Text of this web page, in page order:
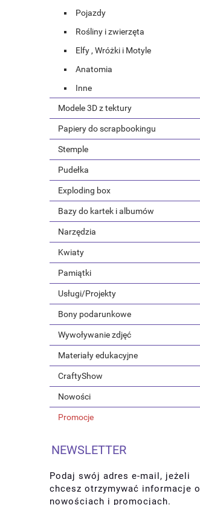
Pojazdy
Rośliny i zwierzęta
Elfy , Wróżki i Motyle
Anatomia
Inne
Modele 3D z tektury
Papiery do scrapbookingu
Stemple
Pudełka
Exploding box
Bazy do kartek i albumów
Narzędzia
Kwiaty
Pamiątki
Usługi/Projekty
Bony podarunkowe
Wywoływanie zdjęć
Materiały edukacyjne
CraftyShow
Nowości
Promocje
NEWSLETTER
Podaj swój adres e-mail, jeżeli
chcesz otrzymywać informacje o
nowościach i promocjach.